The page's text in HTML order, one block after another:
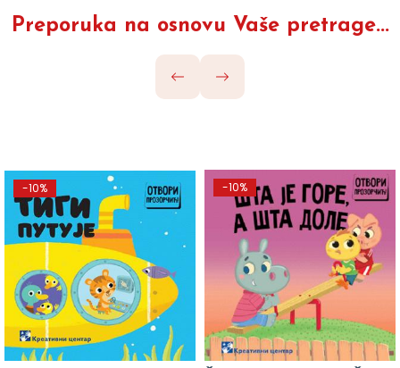
Preporuka na osnovu Vaše pretrage...
-10% -10%